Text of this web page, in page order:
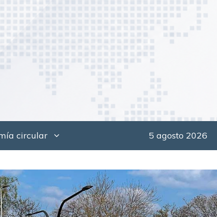
circular 5 agosto 2026